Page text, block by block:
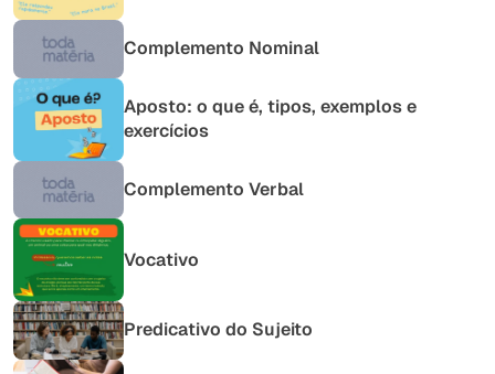
Complemento Nominal
Aposto: o que é, tipos, exemplos e
exercícios
Complemento Verbal
Vocativo
Predicativo do Sujeito